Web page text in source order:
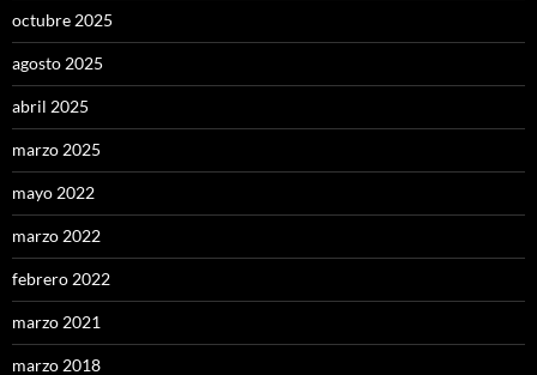
octubre 2025
agosto 2025
abril 2025
marzo 2025
mayo 2022
marzo 2022
febrero 2022
marzo 2021
marzo 2018